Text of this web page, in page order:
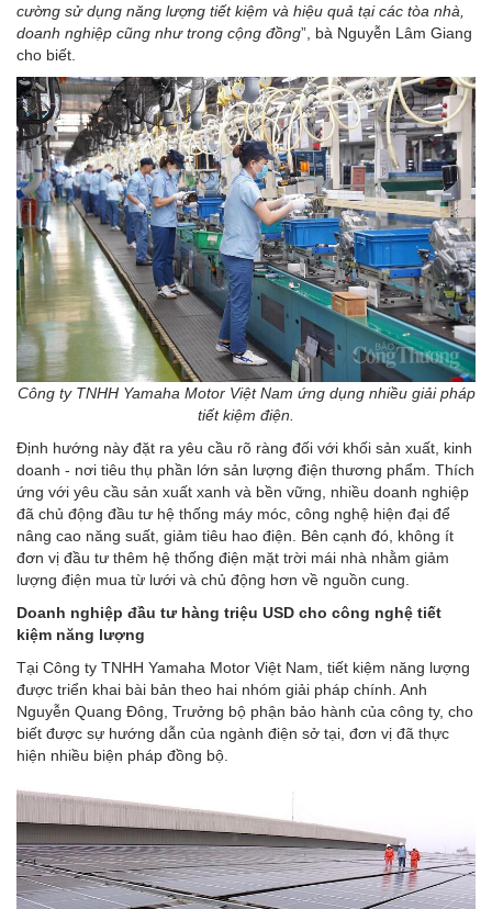
cường sử dụng năng lượng tiết kiệm và hiệu quả tại các tòa nhà,
doanh nghiệp cũng như trong cộng đồng”, bà Nguyễn Lâm Giang
cho biết.
Công ty TNHH Yamaha Motor Việt Nam ứng dụng nhiều giải pháp
tiết kiệm điện.
Định hướng này đặt ra yêu cầu rõ ràng đối với khối sản xuất, kinh
doanh - nơi tiêu thụ phần lớn sản lượng điện thương phẩm. Thích
ứng với yêu cầu sản xuất xanh và bền vững, nhiều doanh nghiệp
đã chủ động đầu tư hệ thống máy móc, công nghệ hiện đại để
nâng cao năng suất, giảm tiêu hao điện. Bên cạnh đó, không ít
đơn vị đầu tư thêm hệ thống điện mặt trời mái nhà nhằm giảm
lượng điện mua từ lưới và chủ động hơn về nguồn cung.
Doanh nghiệp đầu tư hàng triệu USD cho công nghệ tiết
kiệm năng lượng
Tại Công ty TNHH Yamaha Motor Việt Nam, tiết kiệm năng lượng
được triển khai bài bản theo hai nhóm giải pháp chính. Anh
Nguyễn Quang Đông, Trưởng bộ phận bảo hành của công ty, cho
biết được sự hướng dẫn của ngành điện sở tại, đơn vị đã thực
hiện nhiều biện pháp đồng bộ.